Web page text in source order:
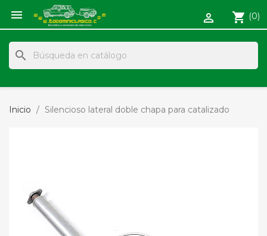
 shopping_cart (0)

search
Inicio Silencioso lateral doble chapa para catalizado